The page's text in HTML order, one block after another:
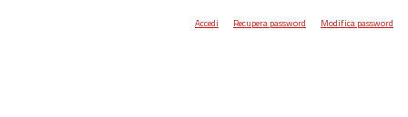
Accedi Recupera password Modifica password